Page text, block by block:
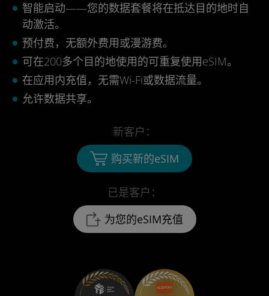
智能启动——您的数据套餐将在抵达目的地时自
动激活。
预付费，无额外费用或漫游费。
可在200多个目的地使用的可重复使用eSIM。
在应用内充值，无需Wi-Fi或数据流量。
允许数据共享。
已是客户：
为您的eSIM充值
新客户：
购买新的eSIM